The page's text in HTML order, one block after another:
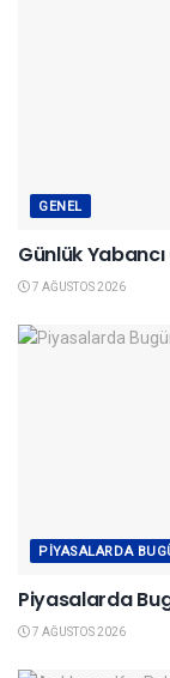
GENEL
Günlük
7 AĞUSTOS 2026
PIYASALARDA
Piyasalarda
7 AĞUSTOS 2026